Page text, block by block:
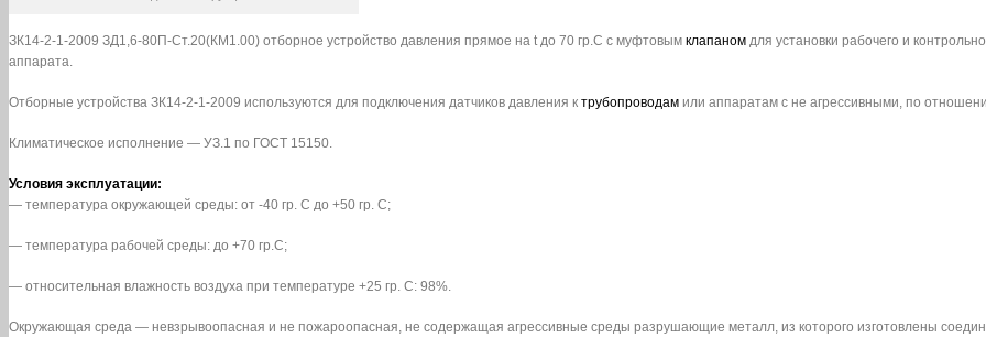
ЗК14-2-1-2009 ЗД1,6-80П-Ст.20(КМ1.00) отборное устройство давления прямое на t до 70 гр.С с муфтовым клапаном для установки рабочего и
аппарата.
Отборные устройства ЗК14-2-1-2009 используются для подключения датчиков давления к трубопроводам или аппаратам с не агрессивными, по
Климатическое исполнение — УЗ.1 по ГОСТ 15150.
Условия эксплуатации:
— температура окружающей среды: от -40 гр. С до +50 гр. С;
— температура рабочей среды: до +70 гр.С;
— относительная влажность воздуха при температуре +25 гр. С: 98%.
Окружающая среда — невзрывоопасная и не пожароопасная, не содержащая агрессивные среды разрушающие металл, из которого изготовлены